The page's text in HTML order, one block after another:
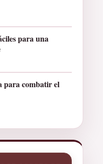
para una
para combatir el